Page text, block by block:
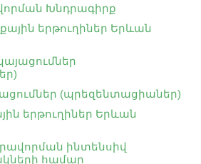
Խնդրագիրք
երթուղիներ Երևան
(պրեզենտացիաներ)
երթուղիներ Երևան
ինտենսիվ
համար